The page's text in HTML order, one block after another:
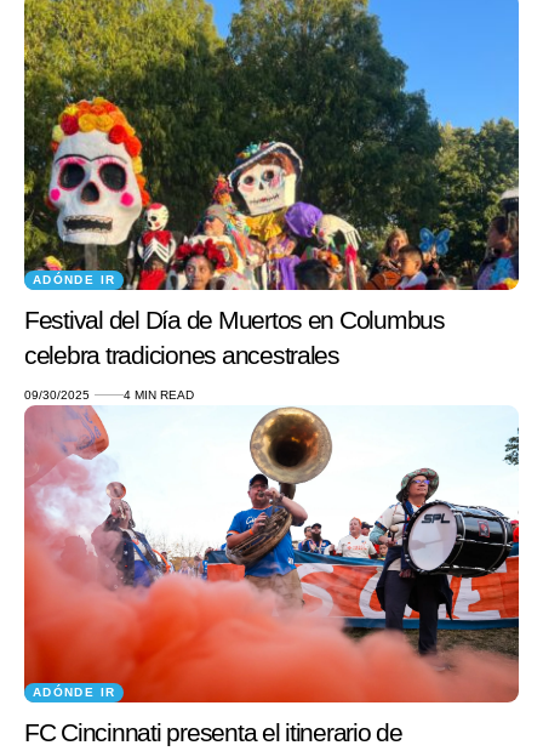
ADÓNDE IR
Festival del Día de Muertos en Columbus
celebra tradiciones ancestrales
09/30/2025 4 MIN READ
ADÓNDE IR
FC Cincinnati presenta el itinerario de